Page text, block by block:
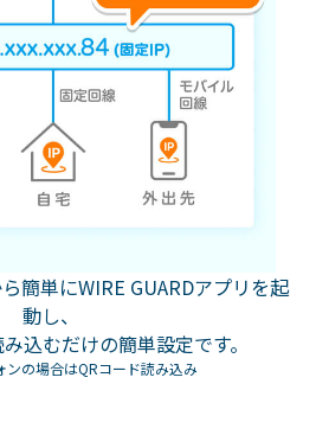
簡単にWIRE GUARDアプリを起
動し、
込むだけの簡単設定です。
の場合はQRコード読み込み